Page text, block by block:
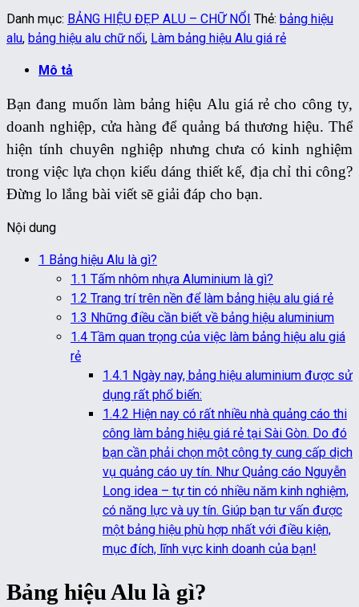
Danh mục: BẢNG HIỆU ĐẸP ALU – CHỮ NỔI Thẻ: bảng hiệu
alu, bảng hiệu alu chữ nổi, Làm bảng hiệu Alu giá rẻ
Mô tả
Bạn đang muốn làm bảng hiệu Alu giá rẻ cho công ty,
doanh nghiệp, cửa hàng để quảng bá thương hiệu. Thể
hiện tính chuyên nghiệp nhưng chưa có kinh nghiệm
trong việc lựa chọn kiểu dáng thiết kế, địa chỉ thi công?
Đừng lo lắng bài viết sẽ giải đáp cho bạn.
Nội dung
1 Bảng hiệu Alu là gì?
1.1 Tấm nhôm nhựa Aluminium là gì?
1.2 Trang trí trên nền để làm bảng hiệu alu giá rẻ
1.3 Những điều cần biết về bảng hiệu aluminium
1.4 Tầm quan trọng của việc làm bảng hiệu alu giá
rẻ
1.4.1 Ngày nay, bảng hiệu aluminium được sử
dụng rất phổ biến:
1.4.2 Hiện nay có rất nhiều nhà quảng cáo thi
công làm bảng hiệu giá rẻ tại Sài Gòn. Do đó
bạn cần phải chọn một công ty cung cấp dịch
vụ quảng cáo uy tín. Như Quảng cáo Nguyễn
Long idea – tự tin có nhiều năm kinh nghiệm,
có năng lực và uy tín. Giúp bạn tư vấn được
một bảng hiệu phù hợp nhất với điều kiện,
mục đích, lĩnh vực kinh doanh của bạn!
Bảng hiệu Alu là gì?